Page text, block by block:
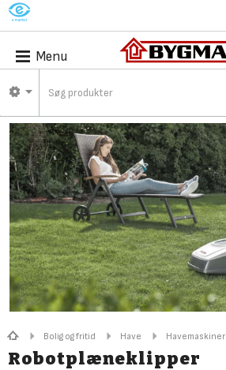
M
Menu
Bolig og fritid Have Havemaskiner
Robotplæneklipper